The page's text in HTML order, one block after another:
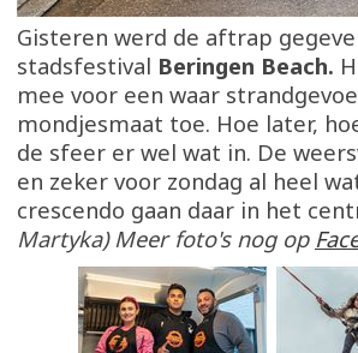
Gisteren werd de aftrap
stadsfestival Beringen Beach.
mee voor een waar
mondjesmaat toe. Hoe later,
de sfeer er wel wat in. De
en zeker voor zondag al heel
crescendo gaan daar in het
Martyka) Meer foto's nog op